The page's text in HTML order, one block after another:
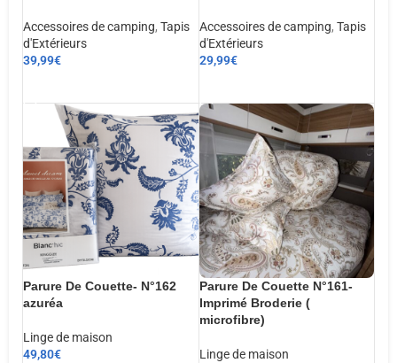
Accessoires de camping, Tapis
d'Extérieurs
39,99€
Accessoires de camping, Tapis
d'Extérieurs
29,99€
Parure De Couette- N°162
azuréa
Linge de maison
49,80€
Parure De Couette N°161-
Imprimé Broderie (
microfibre)
Linge de maison